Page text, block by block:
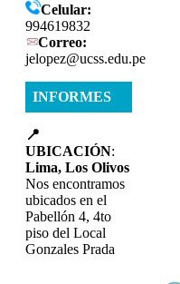
Celular:
994619832
Correo:
jelopez@ucss.edu.pe
INFORMES
📍
UBICACIÓN:
Lima, Los Olivos
Nos encontramos
ubicados en el
Pabellón 4, 4to
piso del Local
Gonzales Prada